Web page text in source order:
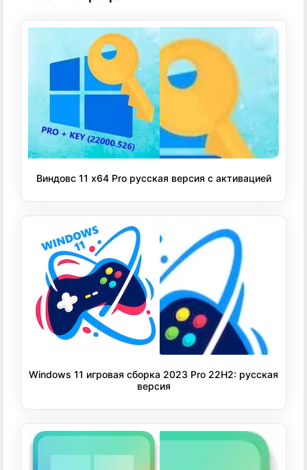
Виндовс 11 x64 Pro русская версия с активацией
Windows 11 игровая сборка 2023 Pro 22H2: русская
версия